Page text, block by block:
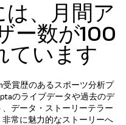
は、月間ア
ー数が100
ています
賞歴のあるスポーツ分析プ
のライブデータや過去のデ
データ・ストーリーテラー
常に魅力的なストーリーへ